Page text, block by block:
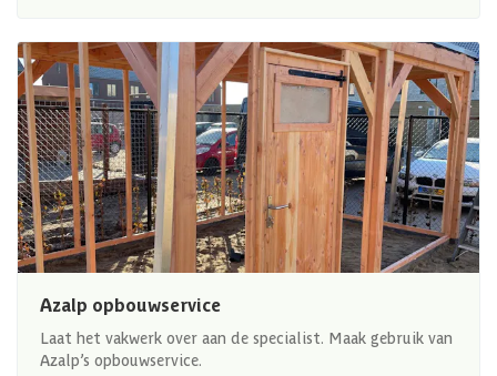
Azalp opbouwservice
Laat het vakwerk over aan de specialist. Maak gebruik van
Azalp’s opbouwservice.